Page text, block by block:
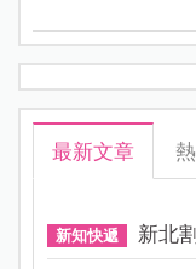
驗到陪伴孩子共
最新文章
新知快遞 新北